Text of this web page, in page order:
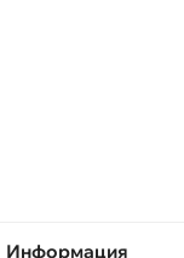
Информация